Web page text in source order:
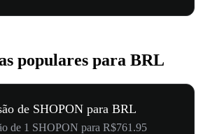
populares para BRL
de SHOPON para BRL
de 1 SHOPON para R$761.95